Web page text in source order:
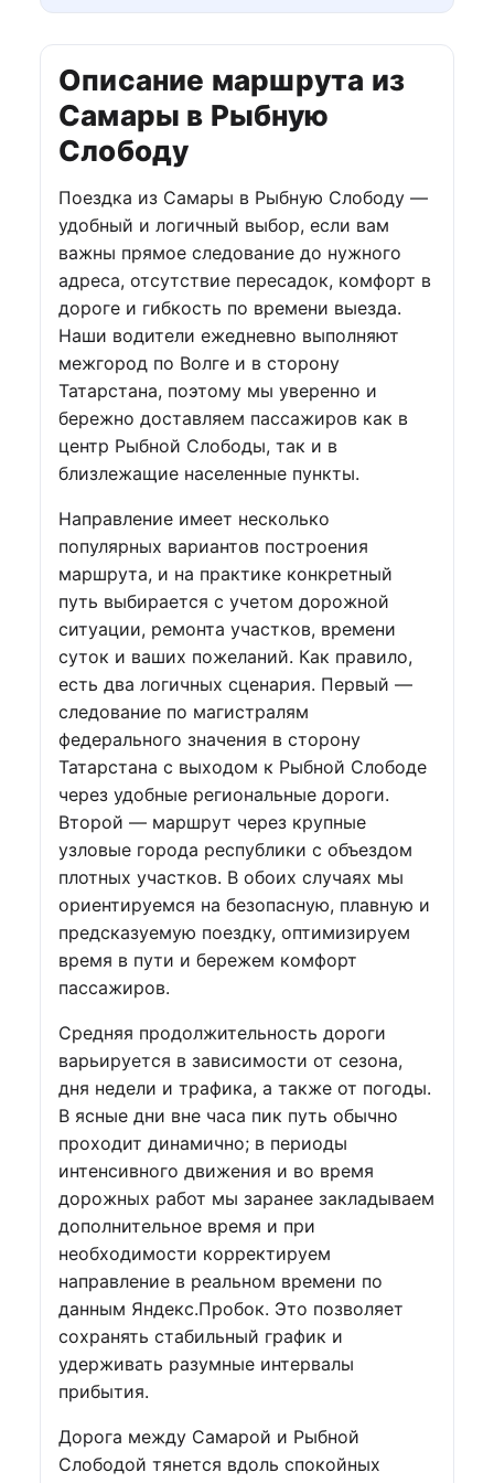
Описание маршрута из
Самары в Рыбную
Слободу
Поездка из Самары в Рыбную Слободу —
удобный и логичный выбор, если вам
важны прямое следование до нужного
адреса, отсутствие пересадок, комфорт в
дороге и гибкость по времени выезда.
Наши водители ежедневно выполняют
межгород по Волге и в сторону
Татарстана, поэтому мы уверенно и
бережно доставляем пассажиров как в
центр Рыбной Слободы, так и в
близлежащие населенные пункты.
Направление имеет несколько
популярных вариантов построения
маршрута, и на практике конкретный
путь выбирается с учетом дорожной
ситуации, ремонта участков, времени
суток и ваших пожеланий. Как правило,
есть два логичных сценария. Первый —
следование по магистралям
федерального значения в сторону
Татарстана с выходом к Рыбной Слободе
через удобные региональные дороги.
Второй — маршрут через крупные
узловые города республики с объездом
плотных участков. В обоих случаях мы
ориентируемся на безопасную, плавную и
предсказуемую поездку, оптимизируем
время в пути и бережем комфорт
пассажиров.
Средняя продолжительность дороги
варьируется в зависимости от сезона,
дня недели и трафика, а также от погоды.
В ясные дни вне часа пик путь обычно
проходит динамично; в периоды
интенсивного движения и во время
дорожных работ мы заранее закладываем
дополнительное время и при
необходимости корректируем
направление в реальном времени по
данным Яндекс.Пробок. Это позволяет
сохранять стабильный график и
удерживать разумные интервалы
прибытия.
Дорога между Самарой и Рыбной
Слободой тянется вдоль спокойных